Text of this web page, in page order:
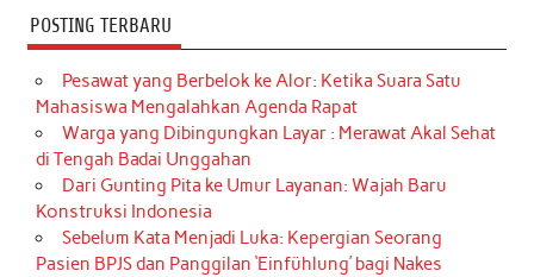
POSTING TERBARU
Pesawat yang Berbelok ke Alor: Ketika Suara Satu
Mahasiswa Mengalahkan Agenda Rapat
Warga yang Dibingungkan Layar : Merawat Akal Sehat
di Tengah Badai Unggahan
Dari Gunting Pita ke Umur Layanan: Wajah Baru
Konstruksi Indonesia
Sebelum Kata Menjadi Luka: Kepergian Seorang
Pasien BPJS dan Panggilan ‘Einfühlung’ bagi Nakes